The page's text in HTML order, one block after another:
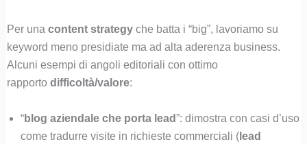
Per una content strategyche batta i “big”, lavoriamo su
keyword meno presidiate ma ad alta aderenza business.
Alcuni esempi di angoli editoriali con ottimo
rapporto difficoltà/valore:
“blog aziendale che porta lead”: dimostra con casi d’uso
come tradurre visite in richieste commerciali (lead